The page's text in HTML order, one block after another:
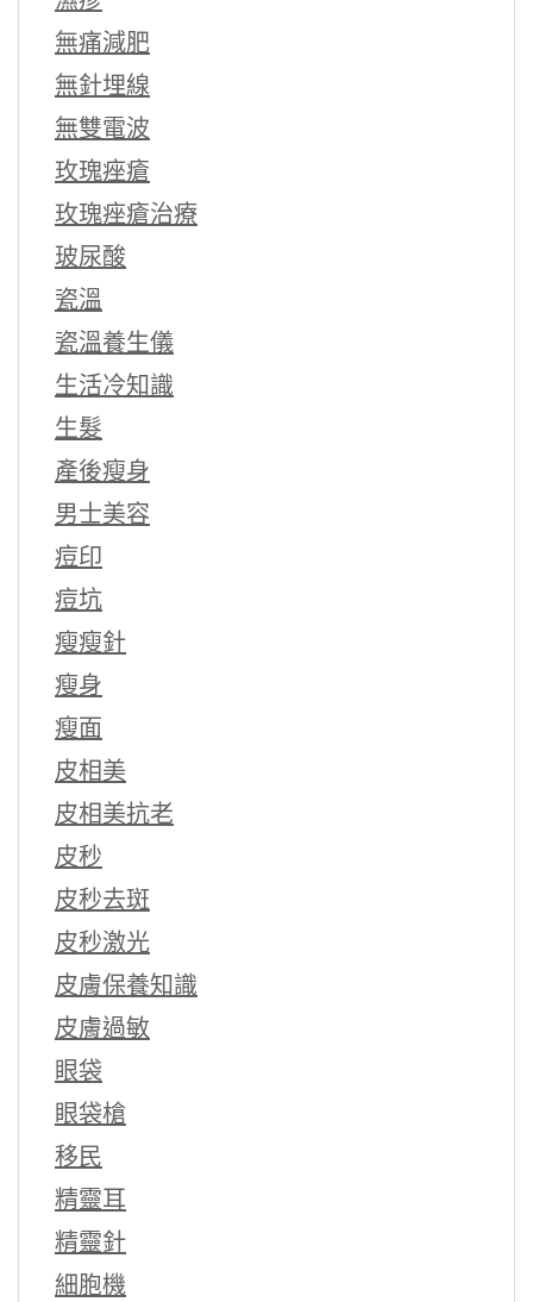
無痛減肥
無針埋線
無雙電波
玫瑰痤瘡
玫瑰痤瘡治療
玻尿酸
瓷溫
瓷溫養生儀
生活冷知識
生髮
產後瘦身
男士美容
痘印
痘坑
瘦瘦針
瘦身
瘦面
皮相美
皮相美抗老
皮秒
皮秒去斑
皮秒激光
皮膚保養知識
皮膚過敏
眼袋
眼袋槍
移民
精靈耳
精靈針
細胞機